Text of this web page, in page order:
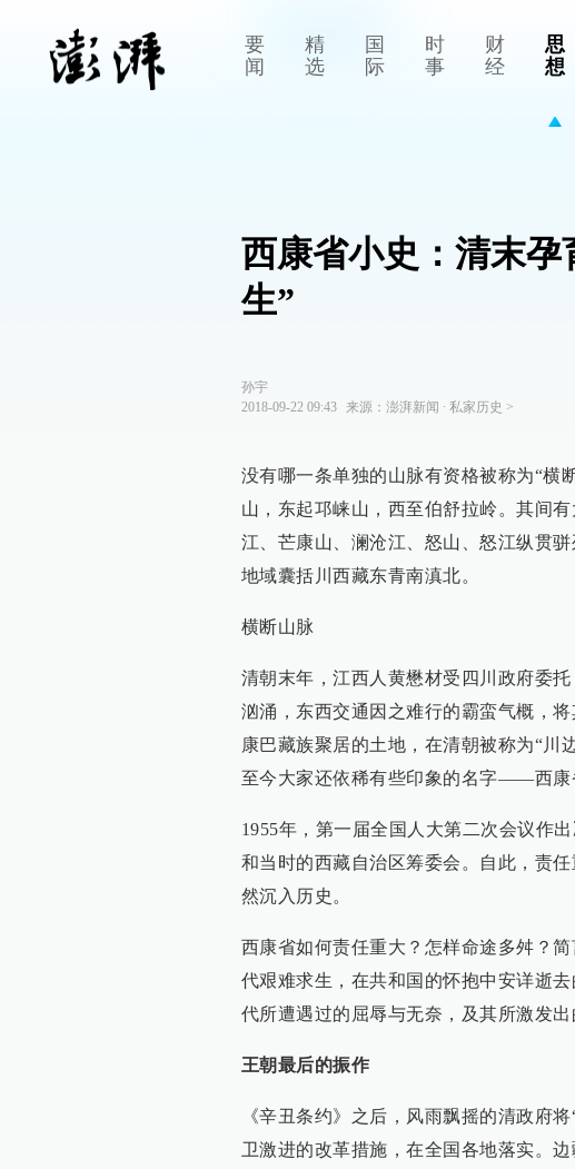
要
闻
精
选
国
际
时
事
财
经
思
想
西康省小史：清末
生”
孙宇
2018-09-22 09:43
来源： 澎湃新闻 ∙ 私家历史 >
没有哪一条单独的山脉有资格被称为“横
山，东起邛崃山，西至伯舒拉岭。其间
江、芒康山、澜沧江、怒山、怒江纵贯
地域囊括川西藏东青南滇北。
横断山脉
清朝末年，江西人黄懋材受四川政府委
汹涌，东西交通因之难行的霸蛮气概，
康巴藏族聚居的土地，在清朝被称为“川
至今大家还依稀有些印象的名字——西康
1955年，第一届全国人大第二次会议作
和当时的西藏自治区筹委会。自此，责
然沉入历史。
西康省如何责任重大？怎样命途多舛？
代艰难求生，在共和国的怀抱中安详逝
代所遭遇过的屈辱与无奈，及其所激发出
王朝最后的振作
《辛丑条约》之后，风雨飘摇的清政府
卫激进的改革措施，在全国各地落实。